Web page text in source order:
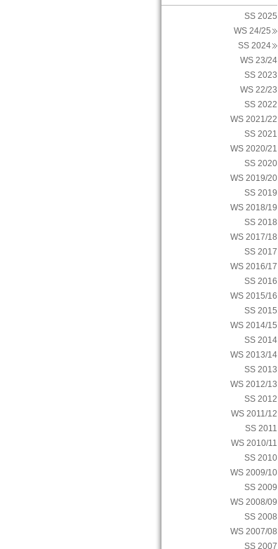
SS 2025
WS 24/25
SS 2024
WS 23/24
SS 2023
WS 22/23
SS 2022
WS 2021/22
SS 2021
WS 2020/21
SS 2020
WS 2019/20
SS 2019
WS 2018/19
SS 2018
WS 2017/18
SS 2017
WS 2016/17
SS 2016
WS 2015/16
SS 2015
WS 2014/15
SS 2014
WS 2013/14
SS 2013
WS 2012/13
SS 2012
WS 2011/12
SS 2011
WS 2010/11
SS 2010
WS 2009/10
SS 2009
WS 2008/09
SS 2008
WS 2007/08
SS 2007